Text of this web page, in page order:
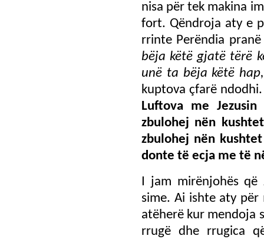
nisa për tek makina
fort. Qëndroja aty e
rrinte Perëndia
bëja këtë gjatë tërë
unë ta bëja këtë
kuptova çfarë
Luftova me
zbulohej nën
zbulohej nën
donte të ecja me të
I jam mirënjohës
sime. Ai ishte aty për
atëherë kur mendoja
rrugë dhe rrugica